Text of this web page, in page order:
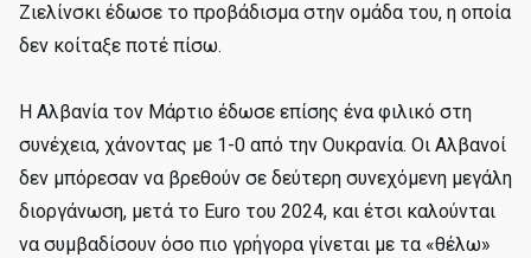
Ζιελίνσκι έδωσε το προβάδισμα στην ομάδα του, η οποία
δεν κοίταξε ποτέ πίσω.
Η Αλβανία τον Μάρτιο έδωσε επίσης ένα φιλικό στη
συνέχεια, χάνοντας με 1-0 από την Ουκρανία. Οι Αλβανοί
δεν μπόρεσαν να βρεθούν σε δεύτερη συνεχόμενη μεγάλη
διοργάνωση, μετά το Euro του 2024, και έτσι καλούνται
να συμβαδίσουν όσο πιο γρήγορα γίνεται με τα «θέλω»